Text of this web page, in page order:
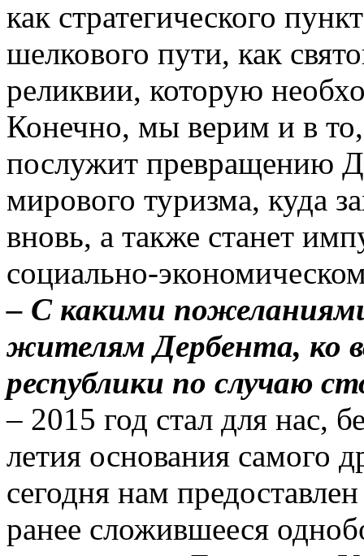
как стратегического
шелкового пути, как
реликвии, которую
Конечно, мы верим и в
послужит превращению
мирового туризма, куда
вновь, а также станет
социально-
– С какими
жителям Дербента, ко
республики по случаю
– 2015 год стал для нас,
летия основания самого
сегодня нам
ранее сложившееся